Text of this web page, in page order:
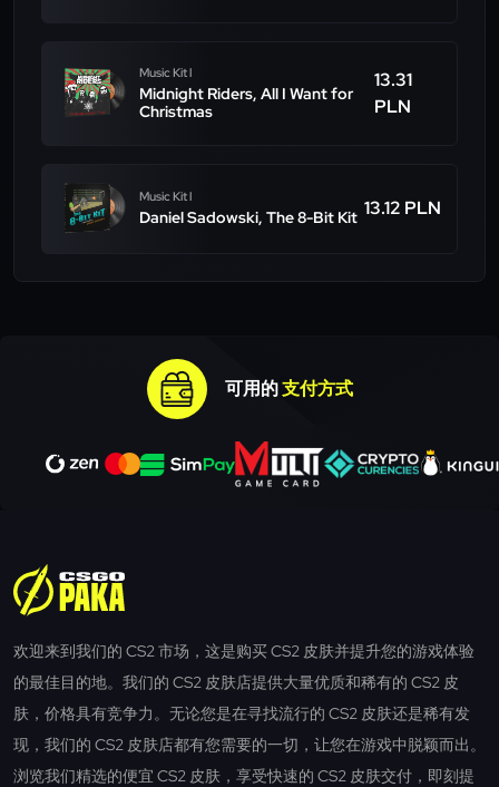
Music Kit l
Midnight Riders, All I Want for
Christmas
13.31
PLN
Music Kit l
Daniel Sadowski, The 8-Bit Kit 13.12 PLN
可用的支付方式
欢迎来到我们的 CS2 市场，这是购买 CS2 皮肤并提升您的游戏体验
的最佳目的地。我们的 CS2 皮肤店提供大量优质和稀有的 CS2 皮
肤，价格具有竞争力。无论您是在寻找流行的 CS2 皮肤还是稀有发
现，我们的 CS2 皮肤店都有您需要的一切，让您在游戏中脱颖而出。
浏览我们精选的便宜 CS2 皮肤，享受快速的 CS2 皮肤交付，即刻提